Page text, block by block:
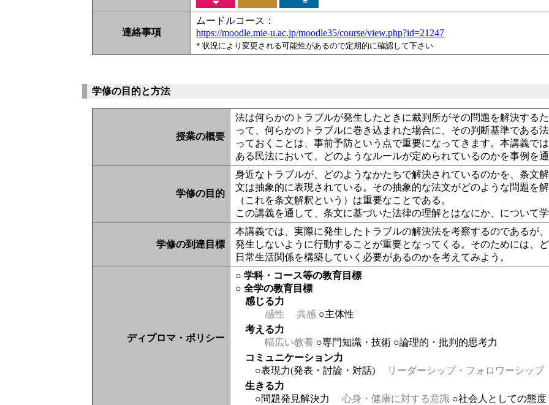
連絡事項
ムードルコース：
https://moodle.mie-u.ac.jp/moodle35/course/view.php?id=21247
* 状況により変更される可能性があるので定期的に確認して下さい
学修の目的と方法
授業の概要
法は何らかのトラブルが発生したときに裁判所がその問題を解決する
って、何らかのトラブルに巻き込まれた場合に、その判断基準である
っておくことは、事前予防という点で重要になってきます。本講義で
ある民法において、どのようなルールが定められているのかを事例を
学修の目的
身近なトラブルが、どのようなかたちで解決されているのかを、条文
文は抽象的に表現されている。その抽象的な法文がどのような問題を
（これを条文解釈という）は重要なことである。
この講義を通して、条文に基づいた法律の理解とはなにか、について
学修の到達目標
本講義では、実際に発生したトラブルの解決法を考察するのであるが
発生しないように行動することが重要となってくる。そのためには、
日常生活関係を構築していく必要があるのかを考えてみよう。
ディプロマ・ポリシー
○ 学科・コース等の教育目標
○ 全学の教育目標
感じる力
感性
共感 ○主体性
考える力
幅広い教養 ○専門知識・技術 ○論理的・批判的思考力
コミュニケーション力
○表現力(発表・討論・対話)
リーダーシップ・フォロワーシップ
生きる力
○問題発見解決力
心身・健康に対する意識 ○社会人としての態度